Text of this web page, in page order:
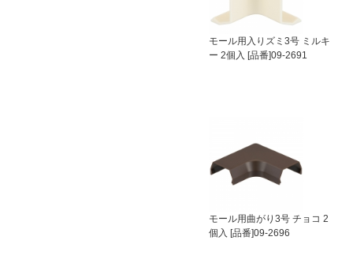
モール用入りズミ3号 ミルキ
ー 2個入 [品番]09-2691
モール用曲がり3号 チョコ 2
個入 [品番]09-2696